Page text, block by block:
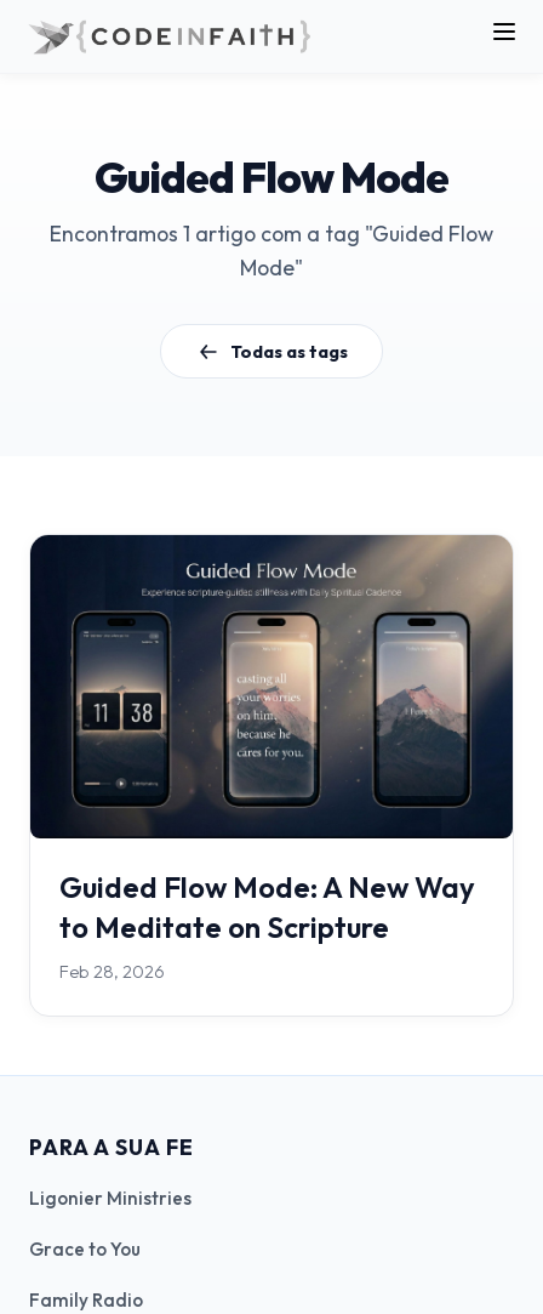
Guided Flow Mode
Encontramos 1 artigo com a tag "Guided Flow
Mode"
Todas as tags
Guided Flow Mode: A New Way
to Meditate on Scripture
Feb 28, 2026
PARA A SUA FE
Ligonier Ministries
Grace to You
Family Radio